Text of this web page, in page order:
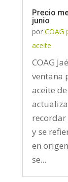
Precio
junio
por COAG
aceite
COAG
ventana
aceite
recordar
y se
en
se...